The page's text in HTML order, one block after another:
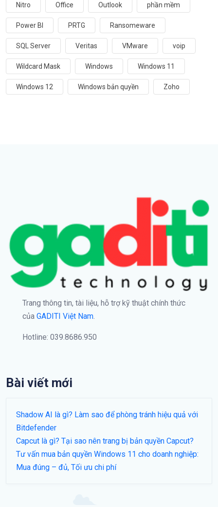
Nitro Office Outlook phần mềm
Power BI PRTG Ransomeware
SQL Server Veritas VMware voip
Wildcard Mask Windows Windows 11
Windows 12 Windows bản quyền Zoho
Trang thông tin, tài liệu, hỗ trợ kỹ thuật chính thức
của GADITI Việt Nam.
Hotline: 039.8686.950
Bài viết mới
Shadow AI là gì? Làm sao để phòng tránh hiệu quả với
Bitdefender
Capcut là gì? Tại sao nên trang bị bản quyền Capcut?
Tư vấn mua bản quyền Windows 11 cho doanh nghiệp:
Mua đúng – đủ, Tối ưu chi phí